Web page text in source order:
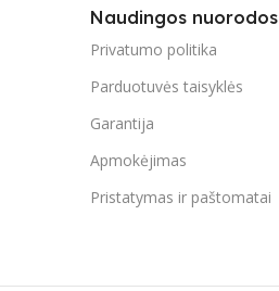
Naudingos nuorodos
Privatumo politika
Parduotuvės taisyklės
Garantija
Apmokėjimas
Pristatymas ir paštomatai